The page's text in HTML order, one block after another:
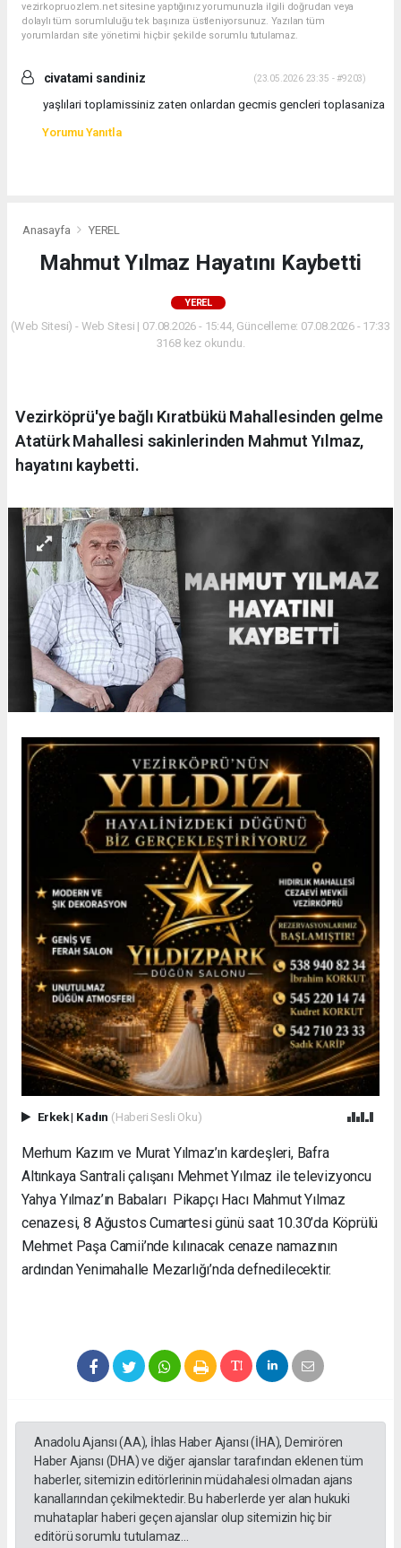
vezirkopruozlem.net sitesine yaptığınız yorumunuzla ilgili doğrudan veya
dolaylı tüm sorumluluğu tek başınıza üstleniyorsunuz. Yazılan tüm
yorumlardan site yönetimi hiçbir şekilde sorumlu tutulamaz.
civatami sandiniz (23.05.2026 23:35 - #9203)
yaşlılari toplamissiniz zaten onlardan gecmis gencleri toplasaniza
Yorumu Yanıtla
Anasayfa YEREL
Mahmut Yılmaz Hayatını Kaybetti
YEREL
(Web Sitesi) - Web Sitesi | 07.08.2026 - 15:44, Güncelleme: 07.08.2026 - 17:33
3168 kez okundu.
Vezirköprü'ye bağlı Kıratbükü Mahallesinden gelme
Atatürk Mahallesi sakinlerinden Mahmut Yılmaz,
hayatını kaybetti.
Erkek| Kadın (Haberi Sesli Oku)
Merhum Kazım ve Murat Yılmaz’ın kardeşleri, Bafra
Altınkaya Santrali çalışanı Mehmet Yılmaz ile televizyoncu
Yahya Yılmaz’ın Babaları Pikapçı Hacı Mahmut Yılmaz
cenazesi, 8 Ağustos Cumartesi günü saat 10.30’da Köprülü
Mehmet Paşa Camii’nde kılınacak cenaze namazının
ardından Yenimahalle Mezarlığı’nda defnedilecektir.
Anadolu Ajansı (AA), İhlas Haber Ajansı (İHA), Demirören
Haber Ajansı (DHA) ve diğer ajanslar tarafından eklenen tüm
haberler, sitemizin editörlerinin müdahalesi olmadan ajans
kanallarından çekilmektedir. Bu haberlerde yer alan hukuki
muhataplar haberi geçen ajanslar olup sitemizin hiç bir
editörü sorumlu tutulamaz...